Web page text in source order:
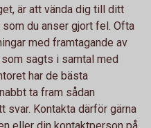
är att vända dig till ditt
du anser gjort fel. Ofta
med framtagande av
sagts i samtal med
har de bästa
ta fram sådan
svar. Kontakta därför gärna